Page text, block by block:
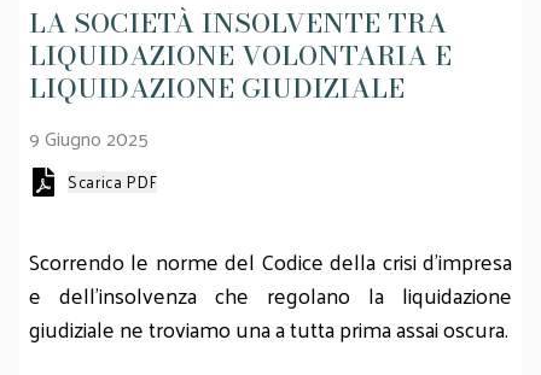
LA SOCIETÀ INSOLVENTE TRA
LIQUIDAZIONE VOLONTARIA E
LIQUIDAZIONE GIUDIZIALE
9 Giugno 2025
Scarica PDF
Scorrendo le norme del Codice della crisi d’impresa
e dell’insolvenza che regolano la liquidazione
giudiziale ne troviamo una a tutta prima assai oscura.